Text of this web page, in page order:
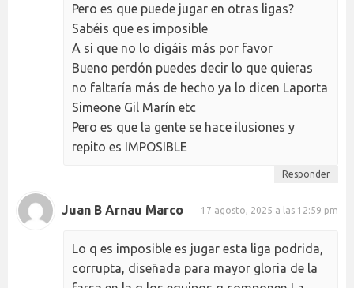
Pero es que puede jugar en otras ligas?
Sabéis que es imposible
A si que no lo digáis más por favor
Bueno perdón puedes decir lo que quieras
no faltaría más de hecho ya lo dicen Laporta
Simeone Gil Marín etc
Pero es que la gente se hace ilusiones y
repito es IMPOSIBLE
Responder
Juan B Arnau Marco 17 agosto, 2025 a las 12:59 pm
Lo q es imposible es jugar esta liga podrida,
corrupta, diseñada para mayor gloria de la